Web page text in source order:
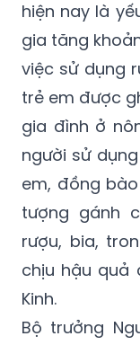
Tình trạng
phát triển
hiện nay là
gia tăng
việc sử dụng
trẻ em được
gia đình ở
người sử
em, đồng
tượng gánh
rượu, bia,
chịu hậu quả